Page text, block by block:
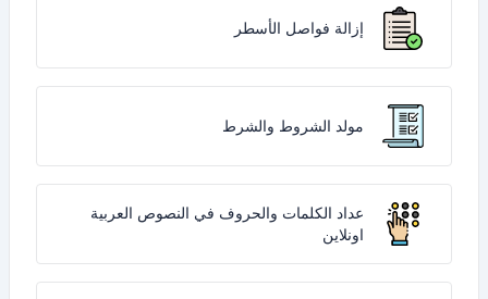
إزالة فواصل الأسطر
مولد الشروط والشرط
عداد الكلمات والحروف في النصوص العربية
اونلاين